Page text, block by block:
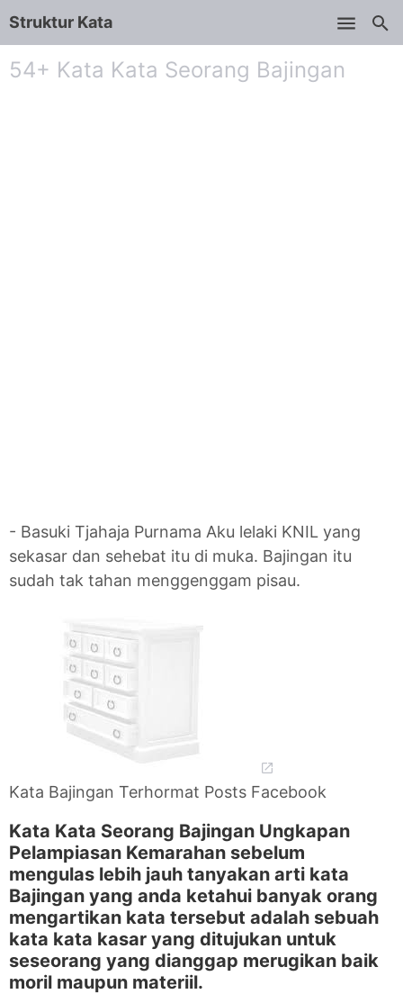
Struktur Kata
54+ Kata Kata Seorang Bajingan
- Basuki Tjahaja Purnama Aku lelaki KNIL yang
sekasar dan sehebat itu di muka. Bajingan itu
sudah tak tahan menggenggam pisau.
Kata Bajingan Terhormat Posts Facebook
Kata Kata Seorang Bajingan Ungkapan
Pelampiasan Kemarahan sebelum
mengulas lebih jauh tanyakan arti kata
Bajingan yang anda ketahui banyak orang
mengartikan kata tersebut adalah sebuah
kata kata kasar yang ditujukan untuk
seseorang yang dianggap merugikan baik
moril maupun materiil.